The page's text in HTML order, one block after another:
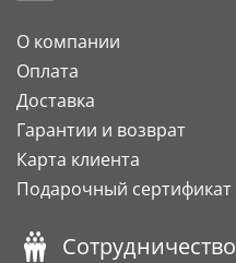
О компании
Оплата
Доставка
Гарантии и возврат
Карта клиента
Подарочный сертификат
Сотрудничество